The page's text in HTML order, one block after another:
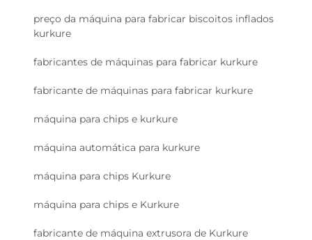
preço da máquina para fabricar biscoitos inflados
kurkure
fabricantes de máquinas para fabricar kurkure
fabricante de máquinas para fabricar kurkure
máquina para chips e kurkure
máquina automática para kurkure
máquina para chips Kurkure
máquina para chips e Kurkure
fabricante de máquina extrusora de Kurkure